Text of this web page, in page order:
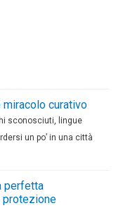
miracolo curativo
sconosciuti, lingue
un po’ in una città
perfetta